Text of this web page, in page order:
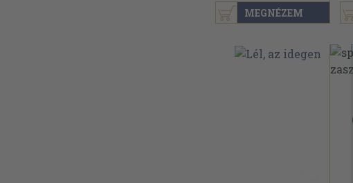
MEGNÉZEM